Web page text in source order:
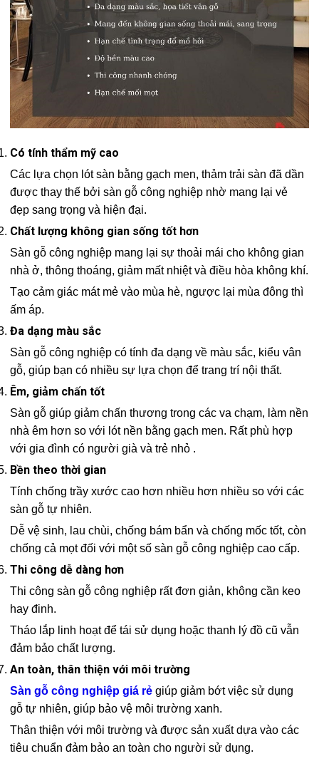
Có tính thẩm mỹ cao
Các lựa chọn lót sàn bằng gạch men, thảm trải sàn đã dần
được thay thế bởi sàn gỗ công nghiệp nhờ mang lại vẻ
đẹp sang trọng và hiện đại.
Chất lượng không gian sống tốt hơn
Sàn gỗ công nghiệp mang lại sự thoải mái cho không gian
nhà ở, thông thoáng, giảm mất nhiệt và điều hòa không khí.
Tạo cảm giác mát mẻ vào mùa hè, ngược lại mùa đông thì
ấm áp.
Đa dạng màu sắc
Sàn gỗ công nghiệp có tính đa dạng về màu sắc, kiểu vân
gỗ, giúp bạn có nhiều sự lựa chọn để trang trí nội thất.
Êm, giảm chấn tốt
Sàn gỗ giúp giảm chấn thương trong các va chạm, làm nền
nhà êm hơn so với lót nền bằng gạch men. Rất phù hợp
với gia đình có người già và trẻ nhỏ .
Bền theo thời gian
Tính chống trầy xước cao hơn nhiều hơn nhiều so với các
sàn gỗ tự nhiên.
Dễ vệ sinh, lau chùi, chống bám bẩn và chống mốc tốt, còn
chống cả mọt đối với một số sàn gỗ công nghiệp cao cấp.
Thi công dễ dàng hơn
Thi công sàn gỗ công nghiệp rất đơn giản, không cần keo
hay đinh.
Tháo lắp linh hoạt để tái sử dụng hoặc thanh lý đồ cũ vẫn
đảm bảo chất lượng.
An toàn, thân thiện với môi trường
Sàn gỗ công nghiệp giá rẻ giúp giảm bớt việc sử dụng
gỗ tự nhiên, giúp bảo vệ môi trường xanh.
Thân thiện với môi trường và được sản xuất dựa vào các
tiêu chuẩn đảm bảo an toàn cho người sử dụng.